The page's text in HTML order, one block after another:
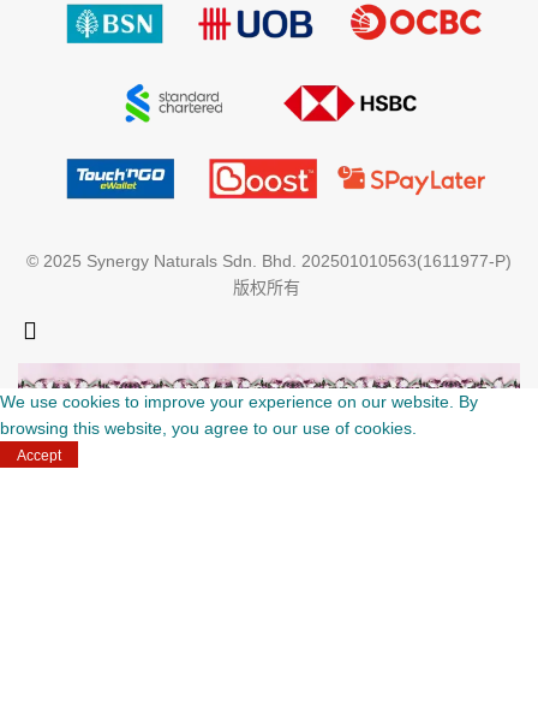
© 2025 Synergy Naturals Sdn. Bhd. 202501010563(1611977-P)
版权所有
We use cookies to improve your experience on our website. By
browsing this website, you agree to our use of cookies.
Accept